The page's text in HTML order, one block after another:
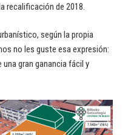
recalificación de 2018.
según la propia
no les guste esa expresión:
gran ganancia fácil y